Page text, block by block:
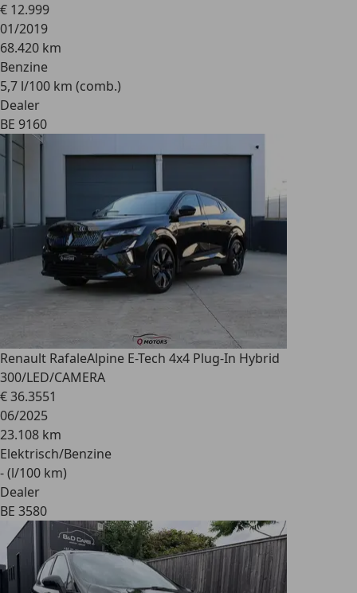
€ 12.999
01/2019
68.420 km
Benzine
5,7 l/100 km (comb.)
Dealer
BE 9160
Renault RafaleAlpine E-Tech 4x4 Plug-In Hybrid
300/LED/CAMERA
€ 36.3551
06/2025
23.108 km
Elektrisch/Benzine
- (l/100 km)
Dealer
BE 3580